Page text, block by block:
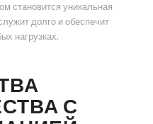
становится уникальная
долго и обеспечит
нагрузках.
С